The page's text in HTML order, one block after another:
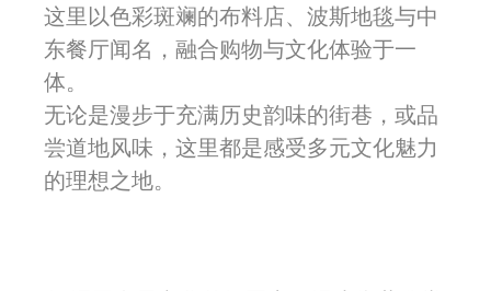
这里以色彩斑斓的布料店、波斯地毯与中
东餐厅闻名，融合购物与文化体验于一
体。
无论是漫步于充满历史韵味的街巷，或品
尝道地风味，这里都是感受多元文化魅力
的理想之地。